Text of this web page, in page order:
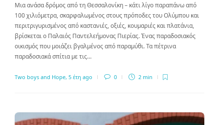
Μια ανάσα δρόμος από τη Θεσσαλονίκη – κάτι λίγο παραπάνω από
100 χιλιόμετρα, σκαρφαλωμένος στους πρόποδες του Ολύμπου και
περιτριγυρισμένος από καστανιές, οξιές, κουμαριές και πλατάνια,
βρίσκεται ο Παλαιός Παντελεήμονας Πιερίας. Ένας παραδοσιακός
οικισμός που μοιάζει βγαλμένος από παραμύθι. Τα πέτρινα
παραδοσιακά σπίτια με τις…
Two boys and Hope, 5 έτη ago 0 2 min